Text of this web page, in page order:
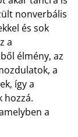
nonverbális
és sok
a
élmény, az
a
így a
hozzá.
a